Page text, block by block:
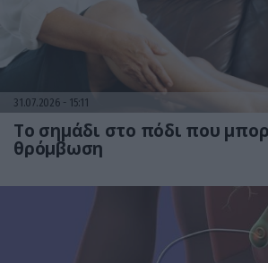
31.07.2026 15:11
Το σημάδι στο πόδι που
θρόμβωση